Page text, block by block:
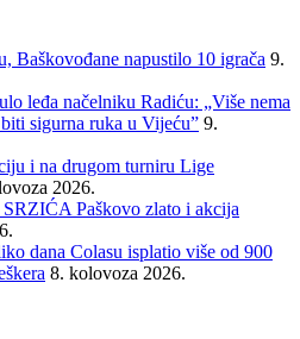
Baškovođane napustilo 10 igrača 9.
leđa načelniku Radiću: „Više nema
sigurna ruka u Vijeću” 9.
i na drugom turniru Lige
2026.
Paškovo zlato i akcija
dana Colasu isplatio više od 900
8. kolovoza 2026.